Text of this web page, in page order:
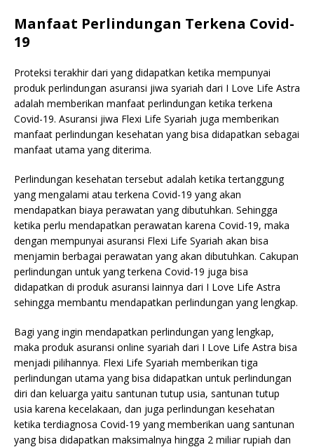
Manfaat Perlindungan Terkena Covid-
19
Proteksi terakhir dari yang didapatkan ketika mempunyai
produk perlindungan asuransi jiwa syariah dari I Love Life Astra
adalah memberikan manfaat perlindungan ketika terkena
Covid-19. Asuransi jiwa Flexi Life Syariah juga memberikan
manfaat perlindungan kesehatan yang bisa didapatkan sebagai
manfaat utama yang diterima.
Perlindungan kesehatan tersebut adalah ketika tertanggung
yang mengalami atau terkena Covid-19 yang akan
mendapatkan biaya perawatan yang dibutuhkan. Sehingga
ketika perlu mendapatkan perawatan karena Covid-19, maka
dengan mempunyai asuransi Flexi Life Syariah akan bisa
menjamin berbagai perawatan yang akan dibutuhkan. Cakupan
perlindungan untuk yang terkena Covid-19 juga bisa
didapatkan di produk asuransi lainnya dari I Love Life Astra
sehingga membantu mendapatkan perlindungan yang lengkap.
Bagi yang ingin mendapatkan perlindungan yang lengkap,
maka produk asuransi online syariah dari I Love Life Astra bisa
menjadi pilihannya. Flexi Life Syariah memberikan tiga
perlindungan utama yang bisa didapatkan untuk perlindungan
diri dan keluarga yaitu santunan tutup usia, santunan tutup
usia karena kecelakaan, dan juga perlindungan kesehatan
ketika terdiagnosa Covid-19 yang memberikan uang santunan
yang bisa didapatkan maksimalnya hingga 2 miliar rupiah dan